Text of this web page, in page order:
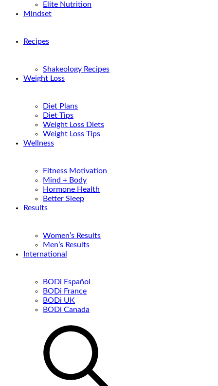
Elite Nutrition
Mindset
Recipes
Shakeology Recipes
Weight Loss
Diet Plans
Diet Tips
Weight Loss Diets
Weight Loss Tips
Wellness
Fitness Motivation
Mind + Body
Hormone Health
Better Sleep
Results
Women’s Results
Men’s Results
International
BODi Español
BODi France
BODi UK
BODi Canada